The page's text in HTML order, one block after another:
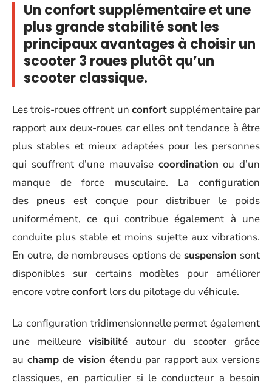
Un confort supplémentaire et une
plus grandestabilitésont les
principaux avantages à choisir un
scooter 3 roues plutôt qu’un
scooter classique.
Les trois-roues offrent un confortsupplémentaire par
rapport aux deux-roues car elles ont tendance à être
plus stables et mieux adaptées pour les personnes
qui souffrent d’une mauvaise coordination ou d’un
manque de force musculaire. La configuration
des pneus est conçue pour distribuer le poids
uniformément, ce qui contribue également à une
conduite plus stable et moins sujette aux vibrations.
En outre, de nombreuses options de suspension sont
disponibles sur certains modèles pour améliorer
encore votreconfort lors du pilotage du véhicule.
La configuration tridimensionnelle permet également
une meilleurevisibilité autour du scooter grâce
au champ de vision étendu par rapport aux versions
classiques, en particulier si le conducteur a besoin